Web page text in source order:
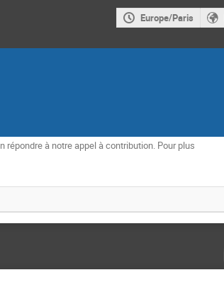
Europe/Paris
répondre à notre appel à contribution. Pour plus